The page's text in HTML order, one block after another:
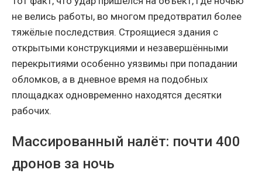
не велись работы, во многом предотвратил более
тяжёлые последствия. Строящиеся здания с
открытыми конструкциями и незавершёнными
перекрытиями особенно уязвимы при попадании
обломков, а в дневное время на подобных
площадках одновременно находятся десятки
рабочих.
Массированный налёт: почти 400
дронов за ночь